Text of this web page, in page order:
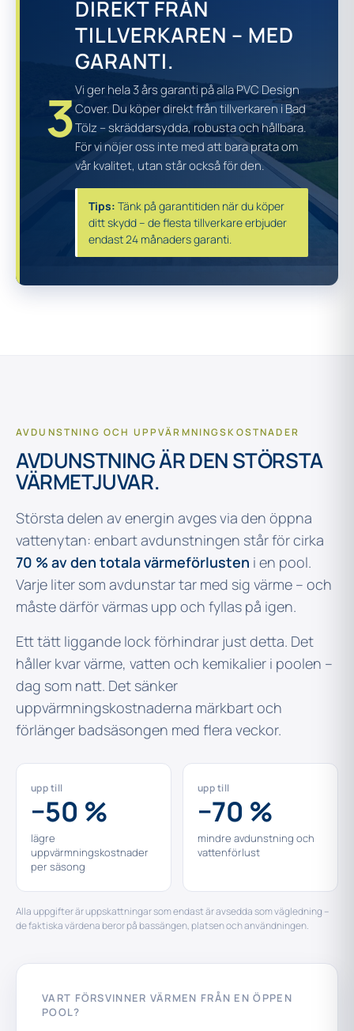
3
DIREKT FRÅN
TILLVERKAREN – MED
GARANTI.
Vi ger hela 3 års garanti på alla PVC Design
Cover. Du köper direkt från tillverkaren i Bad
Tölz – skräddarsydda, robusta och hållbara.
För vi nöjer oss inte med att bara prata om
vår kvalitet, utan står också för den.
Tips: Tänk på garantitiden när du köper
ditt skydd – de flesta tillverkare erbjuder
endast 24 månaders garanti.
AVDUNSTNING OCH UPPVÄRMNINGSKOSTNADER
AVDUNSTNING ÄR DEN STÖRSTA
VÄRMETJUVAR.
Största delen av energin avges via den öppna
vattenytan: enbart avdunstningen står för cirka
70 % av den totala värmeförlusten i en pool.
Varje liter som avdunstar tar med sig värme – och
måste därför värmas upp och fyllas på igen.
Ett tätt liggande lock förhindrar just detta. Det
håller kvar värme, vatten och kemikalier i poolen –
dag som natt. Det sänker
uppvärmningskostnaderna märkbart och
förlänger badsäsongen med flera veckor.
upp till
−50 %
lägre
uppvärmningskostnader
per säsong
upp till
−70 %
mindre avdunstning och
vattenförlust
Alla uppgifter är uppskattningar som endast är avsedda som vägledning –
de faktiska värdena beror på bassängen, platsen och användningen.
VART FÖRSVINNER VÄRMEN FRÅN EN ÖPPEN
POOL?